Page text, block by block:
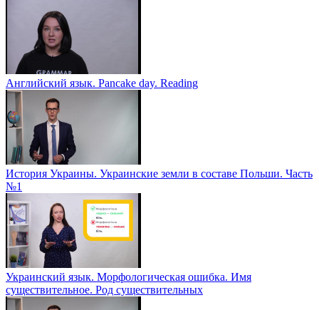
Английский язык. Pancake day. Reading
История Украины. Украинские земли в составе Польши. Часть
№1
Украинский язык. Морфологическая ошибка. Имя
существительное. Род существительных